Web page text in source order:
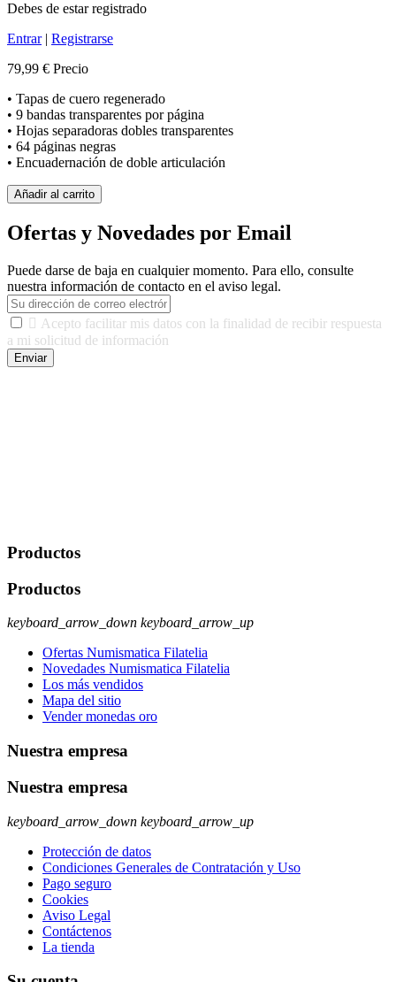
Debes de estar registrado
Entrar| Registrarse
79,99 € Precio
• Tapas de cuero regenerado
• 9 bandas transparentes por página
• Hojas separadoras dobles transparentes
• 64 páginas negras
• Encuadernación de doble articulación
Añadir al carrito
Ofertas y Novedades por Email
Puede darse de baja en cualquier momento. Para ello, consulte
nuestra información de contacto en el aviso legal.
 Acepto facilitar mis datos con la finalidad de recibir respuesta
a mi solicitud de información
Enviar
Productos
Productos
keyboard_arrow_down keyboard_arrow_up
Ofertas Numismatica Filatelia
Novedades Numismatica Filatelia
Los más vendidos
Mapa del sitio
Vender monedas oro
Nuestra empresa
Nuestra empresa
keyboard_arrow_down keyboard_arrow_up
Protección de datos
Condiciones Generales de Contratación y Uso
Pago seguro
Cookies
Aviso Legal
Contáctenos
La tienda